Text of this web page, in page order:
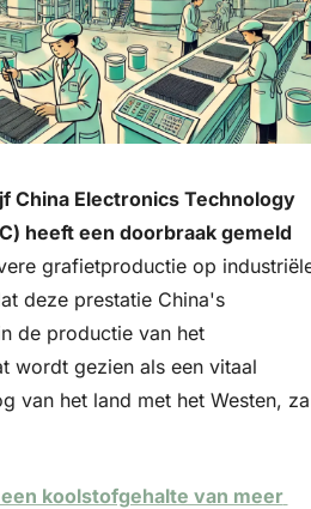
China Electronics Technology
heeft een doorbraak gemeld
grafietproductie op
deze prestatie China's
de productie van het
wordt gezien als een vitaal
van het land met het Westen,
koolstofgehalte van meer